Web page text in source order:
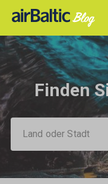
Finden
Land oder Stadt